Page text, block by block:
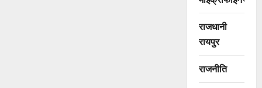
राजधानी
रायपुर
राजनीति